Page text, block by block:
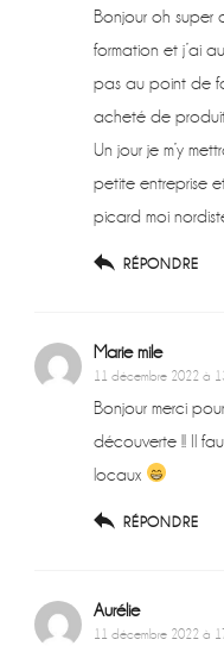
Bonjour oh super
formation et j’ai
pas au point de
acheté de
Un jour je m’y
petite entreprise
picard moi
RÉPONDRE
Marie mile
11 décembre 2022 à
Bonjour merci
découverte !! Il
locaux
RÉPONDRE
Aurélie
11 décembre 2022 à